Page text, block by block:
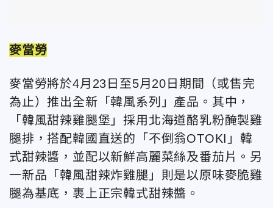
麥當勞
麥當勞將於4月23日至5月20日期間（或售完
為止）推出全新「韓風系列」產品。其中，
「韓風甜辣雞腿堡」採用北海道酪乳粉醃製雞
腿排，搭配韓國直送的「不倒翁OTOKI」韓
式甜辣醬，並配以新鮮高麗菜絲及番茄片。另
一新品「韓風甜辣炸雞腿」則是以原味麥脆雞
腿為基底，裹上正宗韓式甜辣醬。